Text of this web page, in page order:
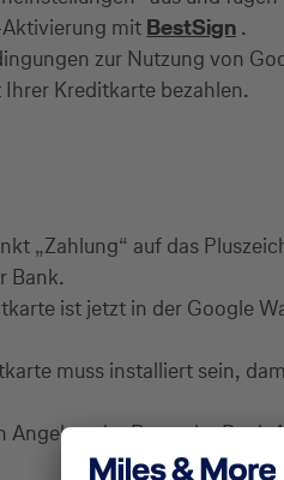
mit BestSign .
zur Nutzung von
Kreditkarte bezahlen.
„Zahlung“ auf das
Bank.
ist jetzt in der Google
muss installiert sein,
der Deutsche Bank